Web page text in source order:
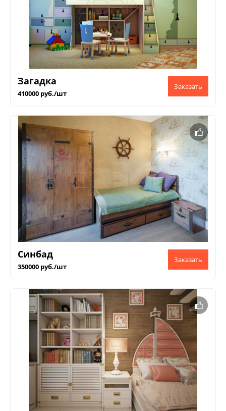
Загадка
410000 руб./шт
Синбад
350000 руб./шт